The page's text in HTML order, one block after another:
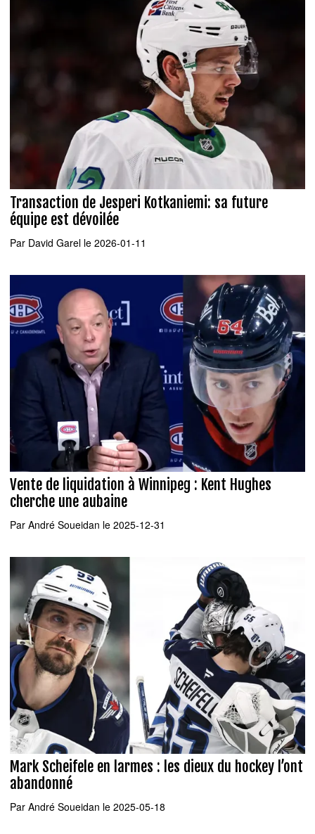
Transaction de Jesperi Kotkaniemi: sa future
équipe est dévoilée
Par David Garel le 2026-01-11
Vente de liquidation à Winnipeg : Kent Hughes
cherche une aubaine
Par André Soueidan le 2025-12-31
Mark Scheifele en larmes : les dieux du hockey l’ont
abandonné
Par André Soueidan le 2025-05-18